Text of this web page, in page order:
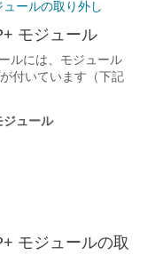
ールの取り外し
モジュール
ルには、モジュール
付いています（下記
ジュール
モジュールの取